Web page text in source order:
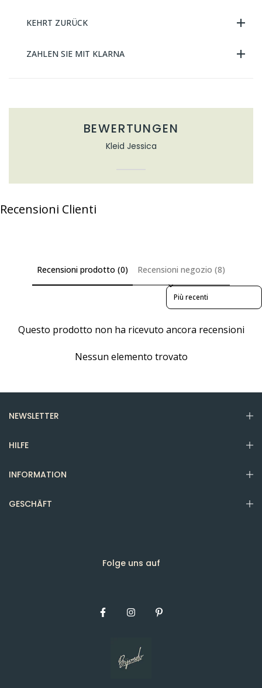
KEHRT ZURÜCK
ZAHLEN SIE MIT KLARNA
BEWERTUNGEN
Kleid Jessica
Recensioni Clienti
Recensioni prodotto (0) Recensioni negozio (8)
Sort reviews by
Questo prodotto non ha ricevuto ancora recensioni
Nessun elemento trovato
NEWSLETTER
HILFE
INFORMATION
GESCHÄFT
Folge uns auf